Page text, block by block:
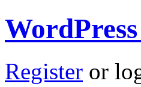
Register or